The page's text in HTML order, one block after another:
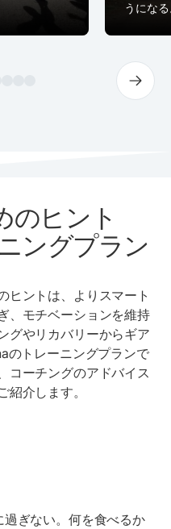
うにな
のヒント
ングプラン
ヒントは、よりスマート
、モチベーションを維持
グやリカバリーからギア
のトレーニングプランで
コーチングのアドバイス
紹介します。
過ぎない。何を食べるか